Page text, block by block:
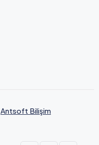
Antsoft Bilişim